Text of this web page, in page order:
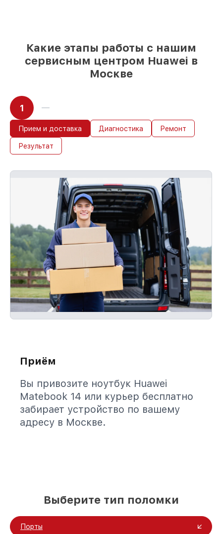
Какие этапы работы с нашим
сервисным центром Huawei в
Москве
1
Прием и доставка Диагностика Ремонт
Результат
Приём
Вы привозите ноутбук Huawei
Matebook 14 или курьер бесплатно
забирает устройство по вашему
адресу в Москве.
Выберите тип поломки
Порты